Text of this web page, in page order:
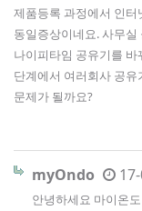
제품등록 과정에서 인
동일증상이네요. 사무실
나이피타임 공유기를
단계에서 여러회사 공
문제가 될까요?
myOndo
안녕하세요 마이온